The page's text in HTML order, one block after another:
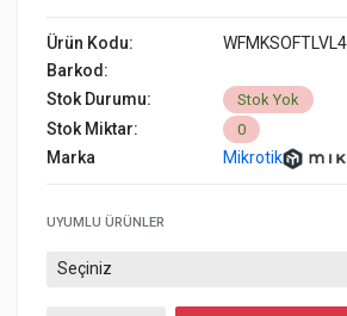
Ürün Kodu:
WFMKSOFTLVL4
Barkod:
Stok Durumu:
Stok Yok
Stok Miktar: 0
Marka Mikrotik
UYUMLU ÜRÜNLER